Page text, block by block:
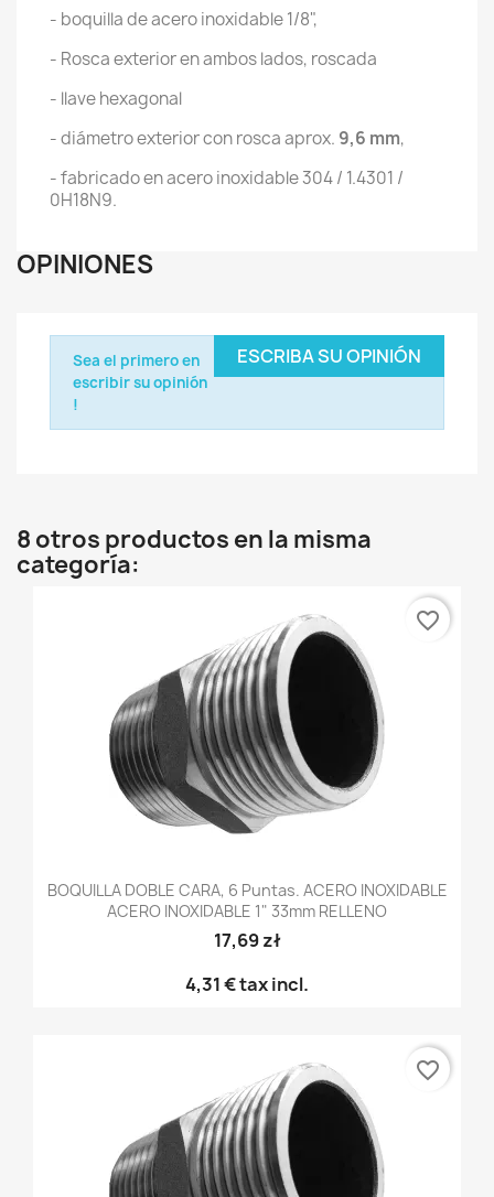
- boquilla de acero inoxidable 1/8",
- Rosca exterior en ambos lados, roscada
- llave hexagonal
- diámetro exterior con rosca aprox. 9,6 mm,
- fabricado en acero inoxidable 304 / 1.4301 /
0H18N9.
OPINIONES
ESCRIBA SU OPINIÓN
Sea el primero en
escribir su opinión
!
8 otros productos en la misma
categoría:
BOQUILLA DOBLE CARA, 6 Puntas. ACERO INOXIDABLE
ACERO INOXIDABLE 1" 33mm RELLENO
17,69 zł
4,31 €tax incl.
favorite_border
favorite_border